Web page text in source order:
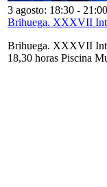
3 agosto: 18:30 - 21:00
Brihuega. XXXVII
Brihuega. XXXVII
18,30 horas Piscina